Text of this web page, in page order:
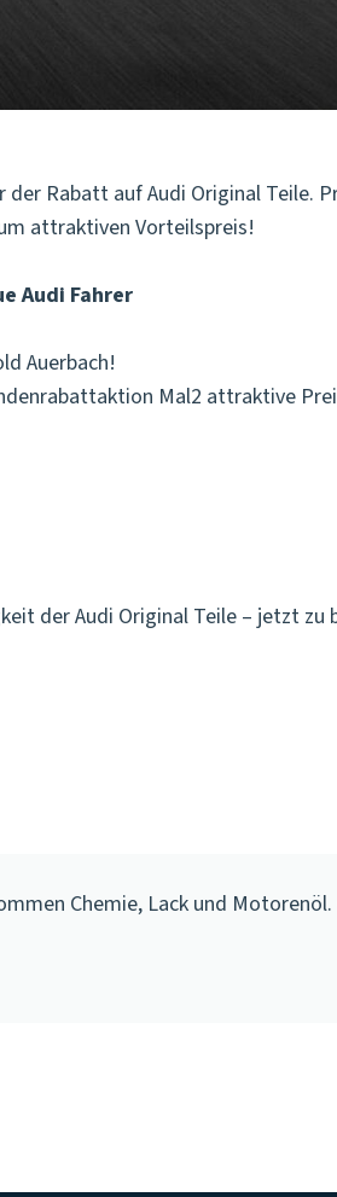
Rabatt auf Audi Original Teile.
attraktiven Vorteilspreis!
Audi Fahrer
Auerbach!
Mal2 attraktive
der Audi Original Teile – jetzt
Chemie, Lack und